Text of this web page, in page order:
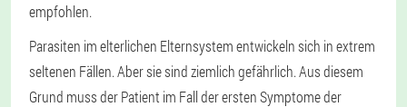
empfohlen.
Parasiten im elterlichen Elternsystem entwickeln sich in extrem
seltenen Fällen. Aber sie sind ziemlich gefährlich. Aus diesem
Grund muss der Patient im Fall der ersten Symptome der